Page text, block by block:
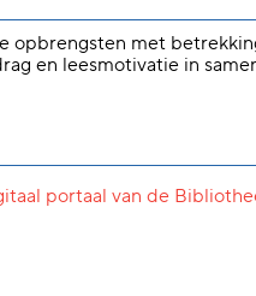
opbrengsten met
en leesmotivatie in
portaal van de